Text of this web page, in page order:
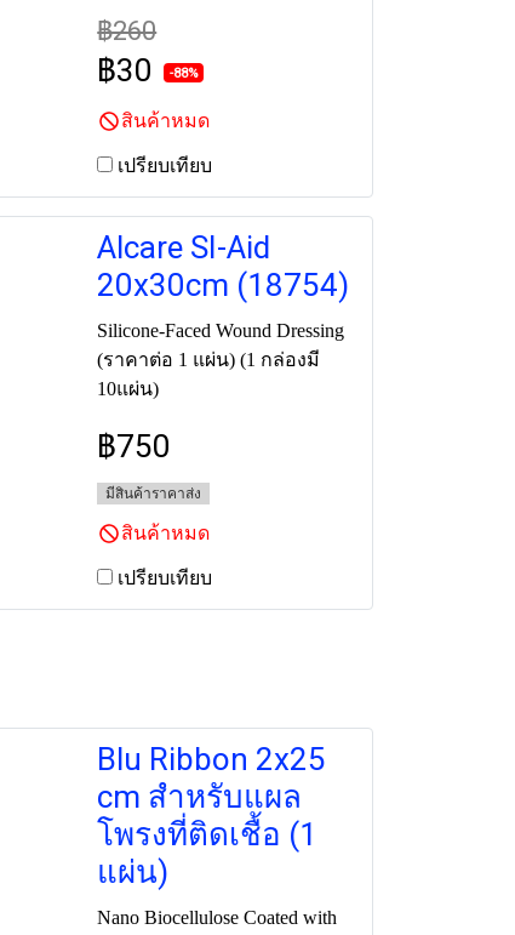
฿260
฿30 -88%
สินค้าหมด
เปรียบเทียบ
Alcare SI-Aid
20x30cm (18754)
Silicone-Faced Wound Dressing
(ราคาต่อ 1 แผ่น) (1 กล่องมี
10แผ่น)
฿750
มีสินค้าราคาส่ง
สินค้าหมด
เปรียบเทียบ
Blu Ribbon 2x25
cm สำหรับแผล
โพรงที่ติดเชื้อ (1
แผ่น)
Nano Biocellulose Coated with